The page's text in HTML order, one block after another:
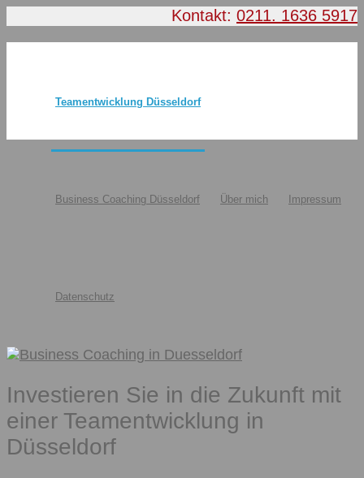
Kontakt: 0211. 1636 5917
Teamentwicklung Düsseldorf
Business Coaching Düsseldorf Über mich Impressum
Datenschutz
Investieren Sie in die Zukunft mit
einer Teamentwicklung in
Düsseldorf